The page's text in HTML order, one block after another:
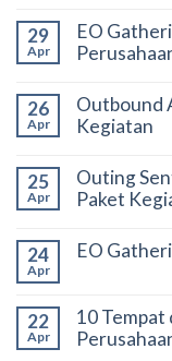
29
Apr
EO
26
Apr
Outbound
Kegiatan
25
Apr
Outing
Paket
24
Apr
EO
22
Apr
10